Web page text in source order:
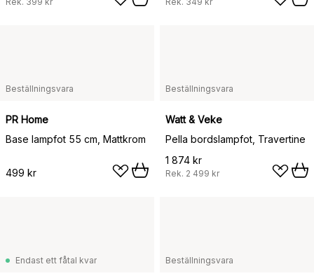
Beställningsvara
PR Home
Base lampfot 55 cm, Mattkrom
499 kr
Beställningsvara
Watt & Veke
Pella bordslampfot, Travertine
1 874 kr
Rek. 2 499 kr
Endast ett fåtal kvar Beställningsvara